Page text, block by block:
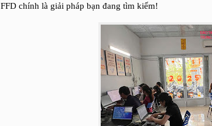
FFD chính là giải pháp bạn đang tìm kiếm!